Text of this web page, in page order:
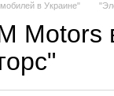
в Украине"